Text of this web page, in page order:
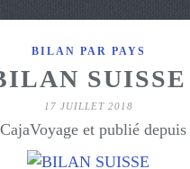
BILAN PAR PAYS
SUISSE
17 JUILLET 2018
et publié